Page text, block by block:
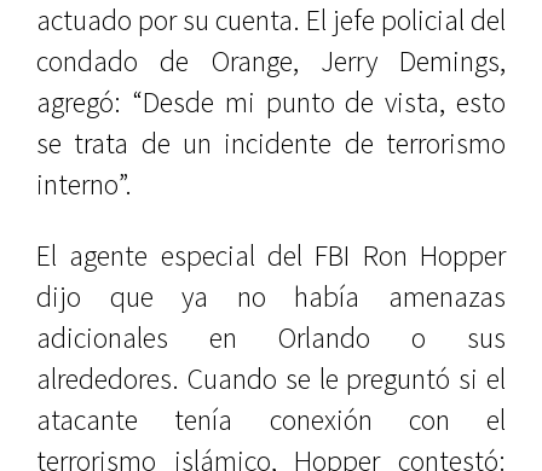
actuado por su cuenta. El jefe policial del
condado de Orange, Jerry Demings,
agregó: “Desde mi punto de vista, esto
se trata de un incidente de terrorismo
interno”.
El agente especial del FBI Ron Hopper
dijo que ya no había amenazas
adicionales en Orlando o sus
alrededores. Cuando se le preguntó si el
atacante tenía conexión con el
terrorismo islámico, Hopper contestó: